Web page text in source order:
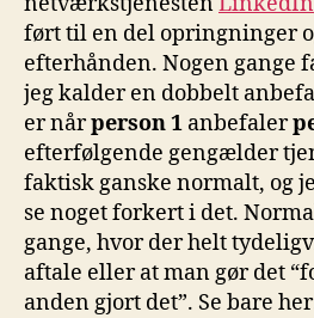
ført til en del opringninger
efterhånden. Nogen gange
jeg kalder en dobbelt
er nårperson 1 anbefaler
efterfølgende gengælder
faktisk ganske normalt, og
se noget forkert i det.
gange, hvor der helt
aftale eller at man gør det
anden gjort det”. Se bare